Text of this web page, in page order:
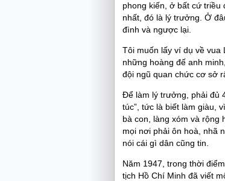
phong kiến, ở bất cứ triều
nhất, đó là lý trưởng. Ở
đình và ngược lại.
Tôi muốn lấy ví dụ về
những hoàng đế anh
đội ngũ quan chức cơ sở
Để làm lý trưởng, phải đủ
túc”, tức là biết làm giàu,
bà con, làng xóm và rộng
mọi nơi phải ôn hoà, nhã
nói cái gì dân cũng tin.
Năm 1947, trong thời
tịch Hồ Chí Minh đã viết